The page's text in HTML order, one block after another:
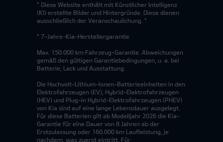
* Diese Website enthält mit Künstlicher Intelligenz
(KI) erstellte Bilder und Hintergründe. Diese dienen
ausschließlich der Veranschaulichung. *
* 7-Jahre-Kia-Herstellergarantie
Max. 150.000 km Fahrzeug-Garantie. Abweichungen
gemäß den gültigen Garantiebedingungen, u. a. bei
Batterie, Lack und Ausstattung.
Die Hochvolt-Lithium-Ionen-Batterieeinheiten in den
Elektrofahrzeugen (EV), Hybrid-Elektrofahrzeugen
(HEV) und Plug-in Hybrid-Elektrofahrzeugen (PHEV)
von Kia sind auf eine lange Lebensdauer ausgelegt.
Für diese Batterien gilt ab Modelljahr 2026 die Kia-
Garantie für eine Dauer von 8 Jahren ab der
Erstzulassung oder 160.000 km Laufleistung, je
nachdem, was zuerst eintritt. Für